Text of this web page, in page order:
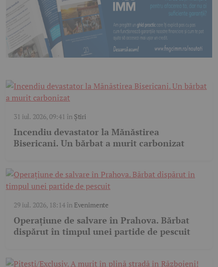
31 iul. 2026, 09:41 în Știri
Incendiu devastator la Mănăstirea
Bisericani. Un bărbat a murit carbonizat
29 iul. 2026, 18:14în Evenimente
Operațiune de salvare în Prahova. Bărbat
dispărut în timpul unei partide de pescuit